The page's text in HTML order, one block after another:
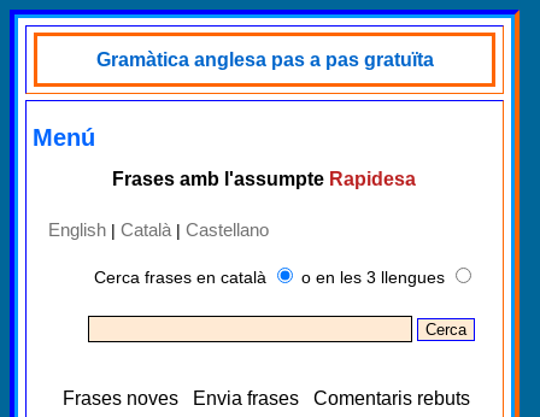
Gramàtica anglesa pas a pas gratuïta
Menú
Frases amb l'assumpte Rapidesa
English | Català | Castellano
Cerca frases en català o en les 3 llengues
Frases noves Envia frases Comentaris rebuts